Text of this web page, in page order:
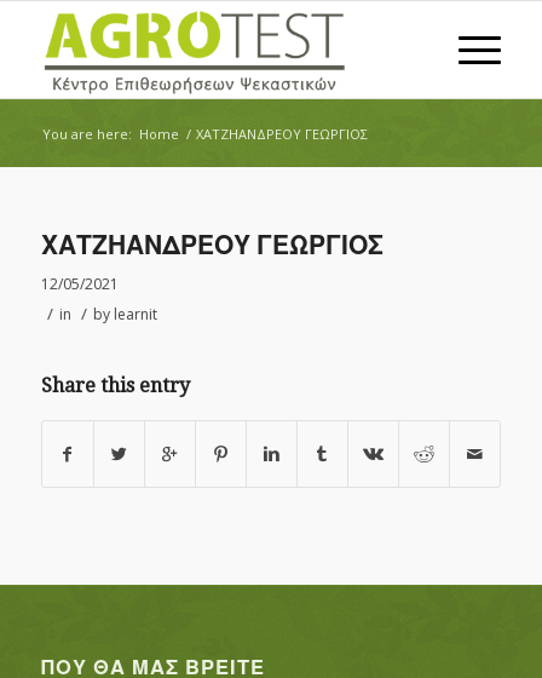
You are here: Home / ΧΑΤΖΗΑΝΔΡΕΟΥ ΓΕΩΡΓΙΟΣ
ΧΑΤΖΗΑΝΔΡΕΟΥ ΓΕΩΡΓΙΟΣ
12/05/2021
/ in / by learnit
Share this entry
ΠΟΥ ΘΑ ΜΑΣ ΒΡΕΊΤΕ